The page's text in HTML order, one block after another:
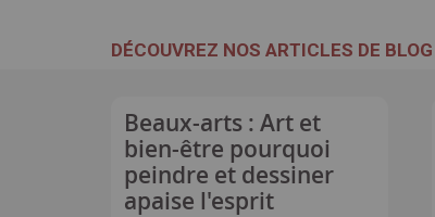
DÉCOUVREZ NOS ARTICLES DE BLOG
Beaux-arts : Art et
bien-être pourquoi
peindre et dessiner
apaise l'esprit